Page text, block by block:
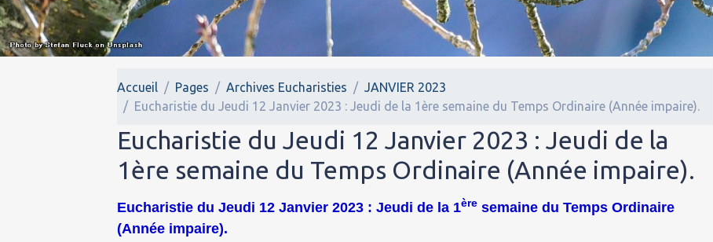
Accueil Pages Archives Eucharisties
JANVIER 2023
Eucharistie du Jeudi 12 Janvier 2023 : Jeudi de la 1ère semaine du Temps Ordinaire (Année impaire).
Eucharistie du Jeudi 12 Janvier 2023 : Jeudi de la
1ère semaine du Temps Ordinaire (Année impaire).
Eucharistie du Jeudi 12 Janvier 2023 : Jeudi de la 1ère semaine du Temps Ordinaire
(Année impaire).